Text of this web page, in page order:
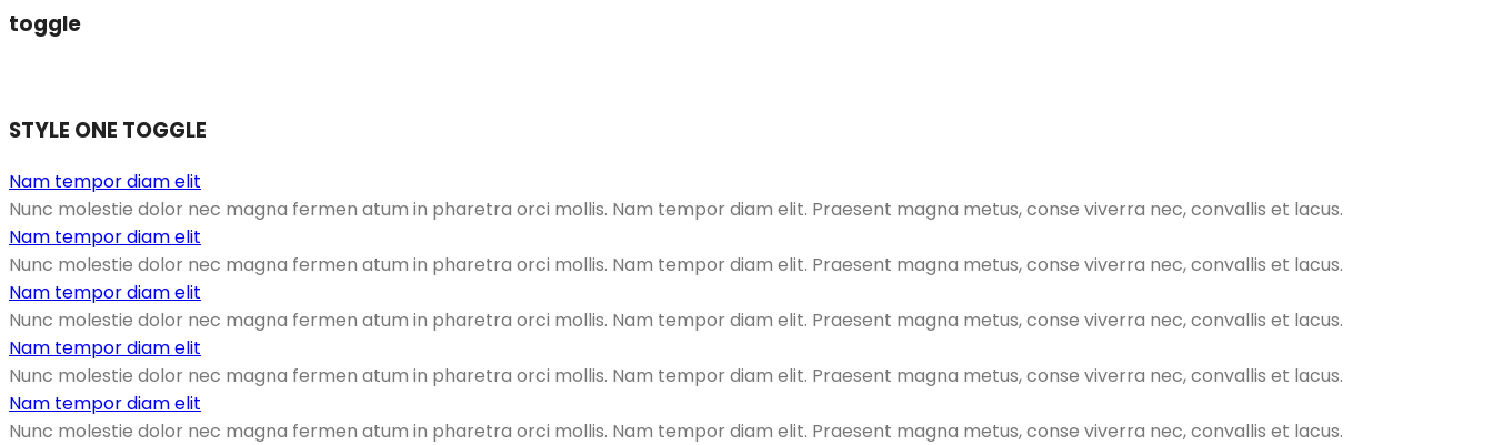
toggle
STYLE ONE TOGGLE
Nam tempor diam elit
Nunc molestie dolor nec magna fermen atum in pharetra orci mollis. Nam tempor diam elit. Praesent magna metus, conse viverra nec, convallis et lacus.
Nam tempor diam elit
Nunc molestie dolor nec magna fermen atum in pharetra orci mollis. Nam tempor diam elit. Praesent magna metus, conse viverra nec, convallis et lacus.
Nam tempor diam elit
Nunc molestie dolor nec magna fermen atum in pharetra orci mollis. Nam tempor diam elit. Praesent magna metus, conse viverra nec, convallis et lacus.
Nam tempor diam elit
Nunc molestie dolor nec magna fermen atum in pharetra orci mollis. Nam tempor diam elit. Praesent magna metus, conse viverra nec, convallis et lacus.
Nam tempor diam elit
Nunc molestie dolor nec magna fermen atum in pharetra orci mollis. Nam tempor diam elit. Praesent magna metus, conse viverra nec, convallis et lacus.